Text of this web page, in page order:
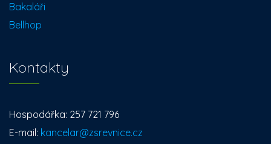
Bakaláři
Bellhop
Kontakty
Hospodářka: 257 721 796
E-mail: kancelar@zsrevnice.cz